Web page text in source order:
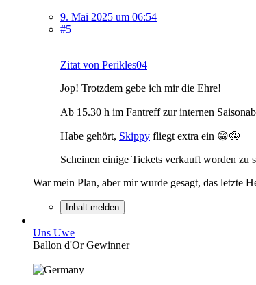
9. Mai 2025 um 06:54
#5
Zitat von Perikles04
Jop! Trotzdem gebe ich mir die Ehre!
Ab 15.30 h im Fantreff zur internen
Habe gehört, Skippy fliegt extra ein 😁🤪
Scheinen einige Tickets verkauft worden zu
War mein Plan, aber mir wurde gesagt, das letzte
Inhalt melden
Uns Uwe
Ballon d'Or Gewinner